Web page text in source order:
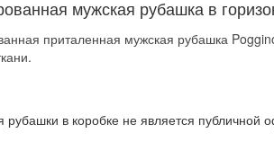
мужская рубашка в
приталенная мужская рубашка
в коробке не является публичной